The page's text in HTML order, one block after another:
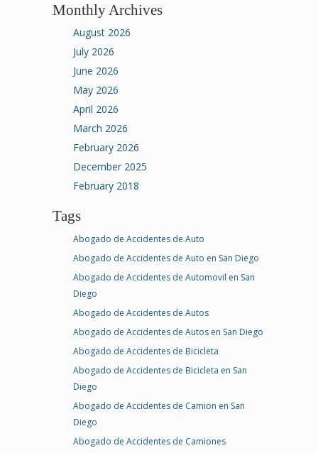
Monthly Archives
August 2026
July 2026
June 2026
May 2026
April 2026
March 2026
February 2026
December 2025
February 2018
Tags
Abogado de Accidentes de Auto
Abogado de Accidentes de Auto en San Diego
Abogado de Accidentes de Automovil en San
Diego
Abogado de Accidentes de Autos
Abogado de Accidentes de Autos en San Diego
Abogado de Accidentes de Bicicleta
Abogado de Accidentes de Bicicleta en San
Diego
Abogado de Accidentes de Camion en San
Diego
Abogado de Accidentes de Camiones